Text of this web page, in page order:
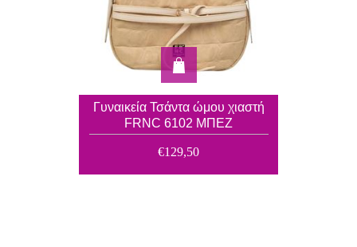
Γυναικεία Τσάντα ώμου χιαστή
FRNC 6102 ΜΠΕΖ
€129,50